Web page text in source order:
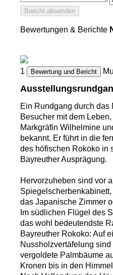
Bericht absenden
Bewertungen & Berichte
1 Bewertung und Bericht
Ein Rundgang durch das
Besucher mit dem
Markgräfin Wilhelmine
bekannt. Er führt in die
des höfischen Rokoko in
Bayreuther Ausprägung.
Hervorzuheben sind vor
das Japanische Zimmer
Im südlichen Flügel des
das wohl bedeutendste
Bayreuther Rokoko: Auf
Nussholzvertäfelung
vergoldete Palmbäume
Kronen bis in den